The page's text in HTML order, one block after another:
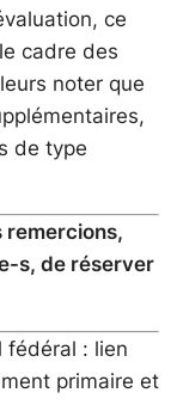
ce
cadre des
noter que
de type
remercions,
s, de réserver
fédéral : lien
primaire et